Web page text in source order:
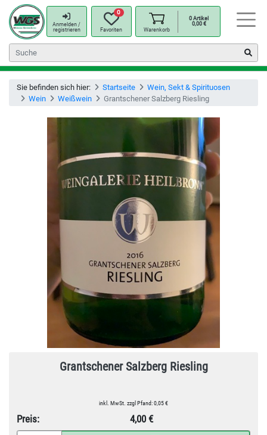
Anmelden /
registrieren
0
Favoriten Warenkorb
0Artikel
0,00 €
Sie befinden sich hier: Startseite
Wein, Sekt & Spirituosen
Wein
Weißwein Grantschener Salzberg Riesling
Grantschener Salzberg Riesling
inkl. MwSt. zzgl Pfand: 0,05 €
Preis: 4,00 €